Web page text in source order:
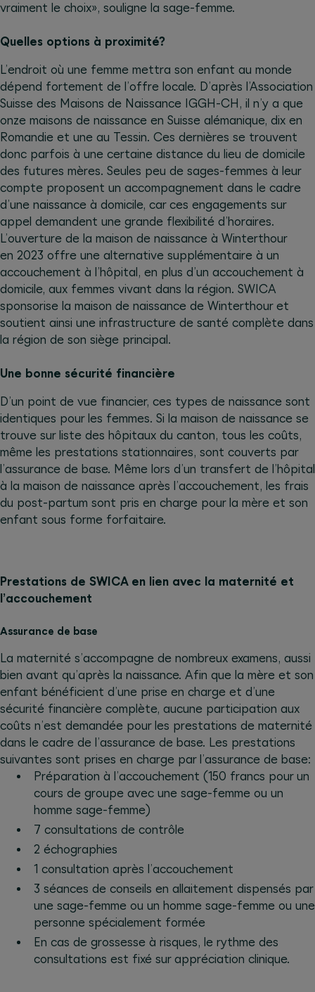
vraiment le choix», souligne la sage-femme.
Quelles options à proximité?
L’endroit où une femme mettra son enfant au monde
dépend fortement de l’offre locale. D’après l’Association
Suisse des Maisons de Naissance IGGH-CH, il n’y a que
onze maisons de naissance en Suisse alémanique, dix en
Romandie et une au Tessin. Ces dernières se trouvent
donc parfois à une certaine distance du lieu de domicile
des futures mères. Seules peu de sages-femmes à leur
compte proposent un accompagnement dans le cadre
d’une naissance à domicile, car ces engagements sur
appel demandent une grande flexibilité d’horaires.
L’ouverture de la maison de naissance à Winterthour
en 2023 offre une alternative supplémentaire à un
accouchement à l’hôpital, en plus d’un accouchement à
domicile, aux femmes vivant dans la région. SWICA
sponsorise la maison de naissance de Winterthour et
soutient ainsi une infrastructure de santé complète dans
la région de son siège principal.
Une bonne sécurité financière
D’un point de vue financier, ces types de naissance sont
identiques pour les femmes. Si la maison de naissance se
trouve sur liste des hôpitaux du canton, tous les coûts,
même les prestations stationnaires, sont couverts par
l’assurance de base. Même lors d’un transfert de l’hôpital
à la maison de naissance après l’accouchement, les frais
du post-partum sont pris en charge pour la mère et son
enfant sous forme forfaitaire.
Prestations de SWICA en lien avec la maternité et
l’accouchement
Assurance de base
La maternité s’accompagne de nombreux examens, aussi
bien avant qu’après la naissance. Afin que la mère et son
enfant bénéficient d’une prise en charge et d’une
sécurité financière complète, aucune participation aux
coûts n’est demandée pour les prestations de maternité
dans le cadre de l’assurance de base. Les prestations
suivantes sont prises en charge par l’assurance de base:
Préparation à l’accouchement (150 francs pour un
cours de groupe avec une sage-femme ou un
homme sage-femme)
7 consultations de contrôle
2 échographies
1 consultation après l’accouchement
3 séances de conseils en allaitement dispensés par
une sage-femme ou un homme sage-femme ou une
personne spécialement formée
En cas de grossesse à risques, le rythme des
consultations est fixé sur appréciation clinique.